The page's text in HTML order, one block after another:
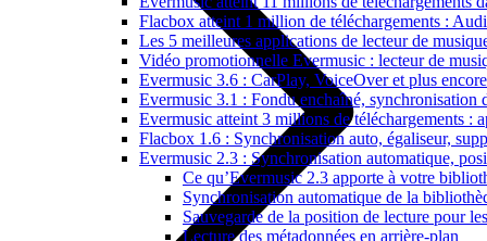
Flacbox atteint 1 million de téléchargements :
Les 5 meilleures applications de lecteur de
Vidéo promotionnelle Evermusic : lecteur de
Evermusic 3.6 : CarPlay, VoiceOver et plus encore
Evermusic 3.1 : Fondu enchaîné, synchronisation
Evermusic atteint 3 millions de téléchargements :
Flacbox 1.6 : Synchronisation auto, égaliseur,
Evermusic 2.3 : Synchronisation automatique,
Ce qu’Evermusic 2.3 apporte à votre
Synchronisation automatique de la
Sauvegarde de la position de lecture pour
Lecture des métadonnées en arrière-plan